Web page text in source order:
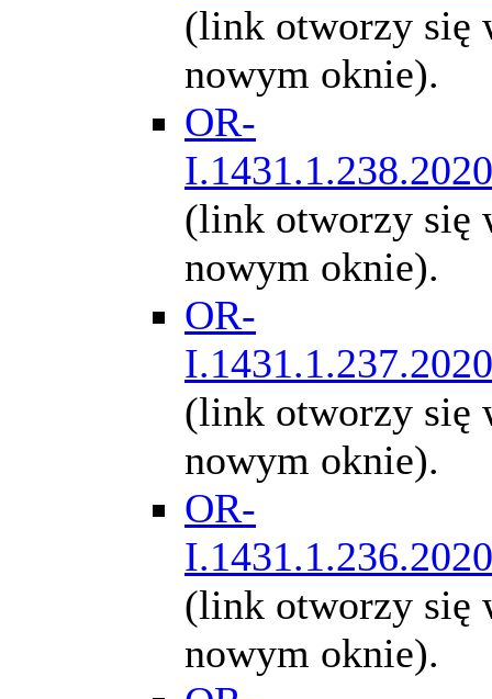
(link otworzy się
nowym oknie).
OR-
I.1431.1.238.2020
(link otworzy się
nowym oknie).
OR-
I.1431.1.237.2020
(link otworzy się
nowym oknie).
OR-
I.1431.1.236.2020
(link otworzy się
nowym oknie).